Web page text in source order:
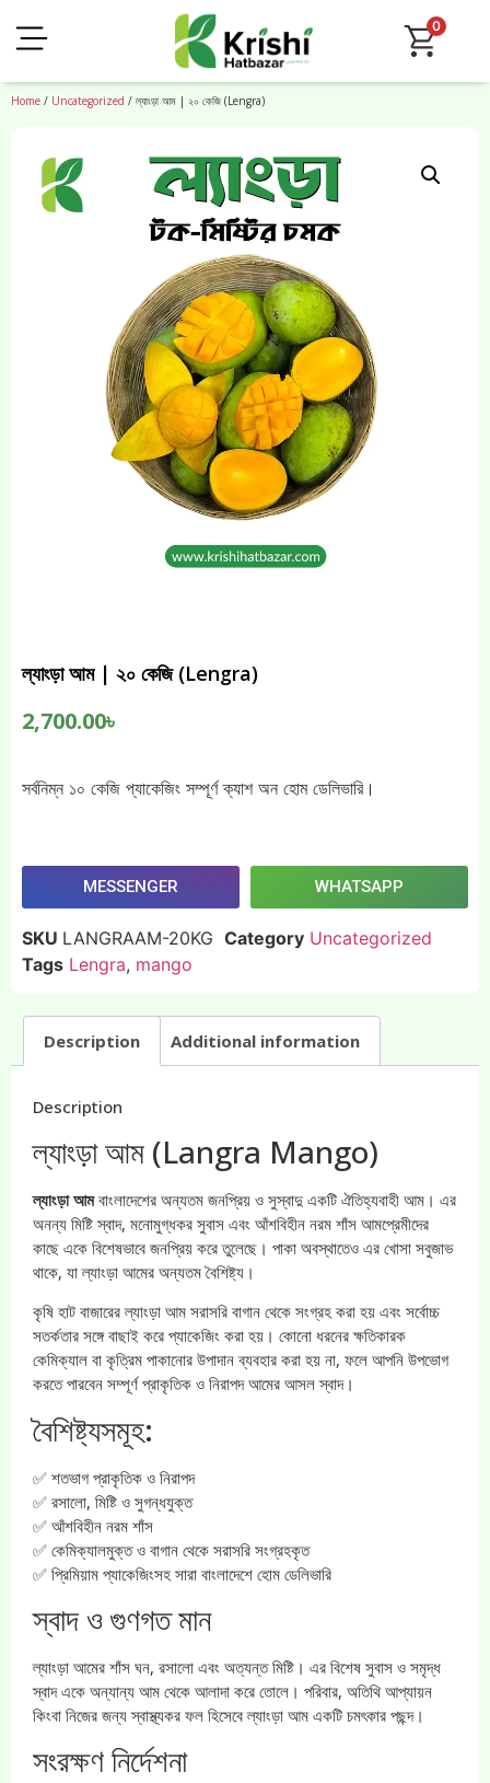
0
Home / Uncategorized / ল্যাংড়া আম | ২০ কেজি (Lengra)
ল্যাংড়া আম | ২০ কেজি (Lengra)
2,700.00৳
সর্বনিম্ন ১০ কেজি প্যাকেজিং সম্পূর্ণ ক্যাশ অন হোম ডেলিভারি।
MESSENGER WHATSAPP
SKU LANGRAAM-20KG Category Uncategorized
Tags Lengra, mango
Description Additional information
Description
ল্যাংড়া আম (Langra Mango)
ল্যাংড়া আমবাংলাদেশের অন্যতম জনপ্রিয় ও সুস্বাদু একটি ঐতিহ্যবাহী আম। এর
অনন্য মিষ্টি স্বাদ, মনোমুগ্ধকর সুবাস এবং আঁশবিহীন নরম শাঁস আমপ্রেমীদের
কাছে একে বিশেষভাবে জনপ্রিয় করে তুলেছে। পাকা অবস্থাতেও এর খোসা সবুজাভ
থাকে, যা ল্যাংড়া আমের অন্যতম বৈশিষ্ট্য।
কৃষি হাট বাজারের ল্যাংড়া আম সরাসরি বাগান থেকে সংগ্রহ করা হয় এবং সর্বোচ্চ
সতর্কতার সঙ্গে বাছাই করে প্যাকেজিং করা হয়। কোনো ধরনের ক্ষতিকারক
কেমিক্যাল বা কৃত্রিম পাকানোর উপাদান ব্যবহার করা হয় না, ফলে আপনি উপভোগ
করতে পারবেন সম্পূর্ণ প্রাকৃতিক ও নিরাপদ আমের আসল স্বাদ।
বৈশিষ্ট্যসমূহ:
✅ শতভাগ প্রাকৃতিক ও নিরাপদ
✅ রসালো, মিষ্টি ও সুগন্ধযুক্ত
✅ আঁশবিহীন নরম শাঁস
✅ কেমিক্যালমুক্ত ও বাগান থেকে সরাসরি সংগ্রহকৃত
✅ প্রিমিয়াম প্যাকেজিংসহ সারা বাংলাদেশে হোম ডেলিভারি
স্বাদ ও গুণগত মান
ল্যাংড়া আমের শাঁস ঘন, রসালো এবং অত্যন্ত মিষ্টি। এর বিশেষ সুবাস ও সমৃদ্ধ
স্বাদ একে অন্যান্য আম থেকে আলাদা করে তোলে। পরিবার, অতিথি আপ্যায়ন
কিংবা নিজের জন্য স্বাস্থ্যকর ফল হিসেবে ল্যাংড়া আম একটি চমৎকার পছন্দ।
সংরক্ষণ নির্দেশনা